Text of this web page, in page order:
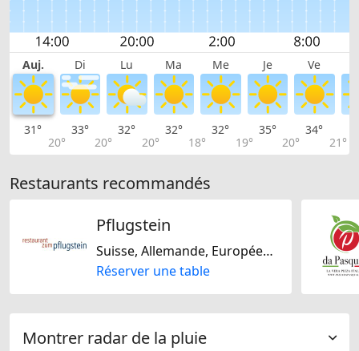
Auj. Di Lu Ma Me Je Ve
31°
20°
33°
20°
32°
20°
32°
18°
32°
19°
35°
20°
34°
21°
Restaurants recommandés
Pflugstein
Suisse, Allemande, Européene, Italienne, Régionale, Autrichienne, Méditarranéenne, Europe Centrale, Française, Sans noix, De saison, Sans lactose, Sans gluten
Réserver une table
Montrer radar de la pluie